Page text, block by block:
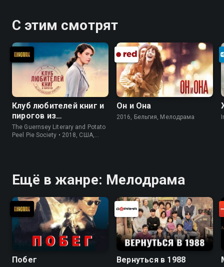
С этим смотрят
Клуб любителей книг и
пирогов из
картофельных
очистков
The Guernsey Literary and Potato
Peel Pie Society • 2018, США,
Он и Она
2016, Бельгия, Мелодрама
Ещё в жанре: Мелодрама
Побег Вернуться в 1988